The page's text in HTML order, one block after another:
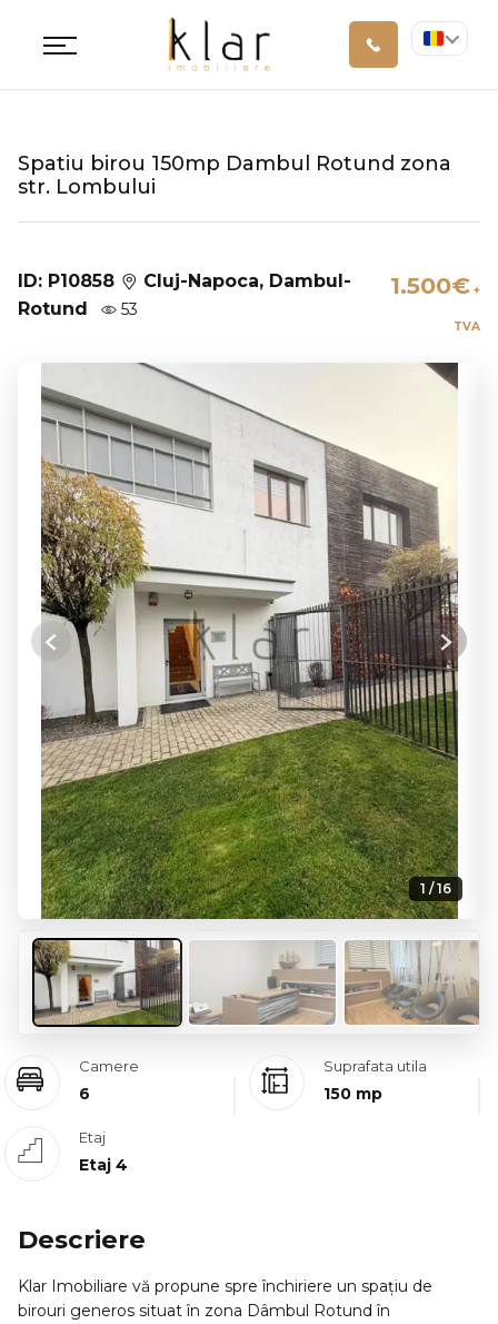
Spatiu birou 150mp Dambul Rotund zona
str. Lombului
ID: P10858
Cluj-Napoca, Dambul-
Rotund
53
1.500€ +
TVA
1 / 16
Previous Next
Camere
6
Suprafata utila
150 mp
Etaj
Etaj 4
Descriere
Klar Imobiliare vă propune spre închiriere un spațiu de
birouri generos situat în zona Dâmbul Rotund în